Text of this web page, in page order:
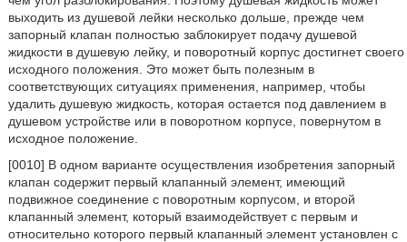
выходить из душевой лейки несколько дольше, прежде чем
запорный клапан полностью заблокирует подачу душевой
жидкости в душевую лейку, и поворотный корпус достигнет своего
исходного положения. Это может быть полезным в
соответствующих ситуациях применения, например, чтобы
удалить душевую жидкость, которая остается под давлением в
душевом устройстве или в поворотном корпусе, повернутом в
исходное положение.
[0010] В одном варианте осуществления изобретения запорный
клапан содержит первый клапанный элемент, имеющий
подвижное соединение с поворотным корпусом, и второй
клапанный элемент, который взаимодействует с первым и
относительно которого первый клапанный элемент установлен с